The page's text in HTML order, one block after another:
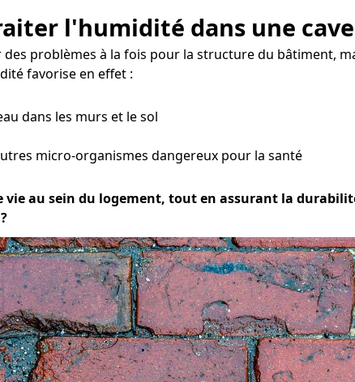
l'humidité dans une cave
problèmes à la fois pour la structure du bâtiment,
favorise en effet :
dans les murs et le sol
micro-organismes dangereux pour la santé
au sein du logement, tout en assurant la